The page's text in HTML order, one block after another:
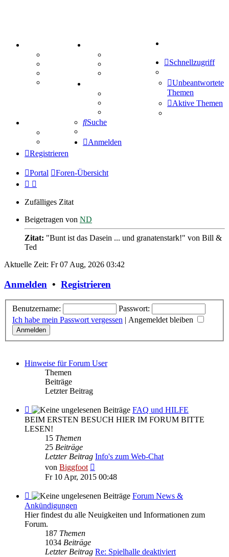
Mastodon
Treffenübersicht
Zitatesammlung
Schiffe versenken
Tipprunde
Comunio
Schnellzugriff
Unbeantwortete
Themen
Aktive Themen
Suche
Anmelden
Registrieren
Portal Foren-Übersicht
Zufälliges Zitat
Beigetragen von ND
Zitat: "Bunt ist das Dasein ... und granatenstark!" von Bill &
Ted
Aktuelle Zeit: Fr 07 Aug, 2026 03:42
Anmelden • Registrieren
Benutzername:
Passwort:
Ich habe mein Passwort vergessen | Angemeldet bleiben
Hinweise für Forum User
Themen
Beiträge
Letzter Beitrag
Feed
-
FAQ
HILFE
FAQ und HILFE
BEIM ERSTEN BESUCH HIER IM FORUM BITTE
LESEN!
15 Themen
25 Beiträge
Letzter Beitrag Info's zum Web-Chat
von Biggfoot
Beitrag
Fr 10 Apr, 2015 00:48
Feed
-
Forum
News
Ankündigungen
Forum News &
Ankündigungen
Hier findest du alle Neuigkeiten und Informationen zum
Forum.
187 Themen
1034 Beiträge
Letzter Beitrag Re: Spielhalle deaktiviert